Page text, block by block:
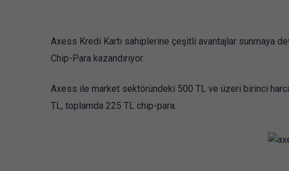
Axess Kredi Kartı sahiplerine çeşitli avantajlar sunmaya
Chip-Para kazandırıyor.
Axess ile market sektöründeki 500 TL ve üzeri birinci
TL, toplamda 225 TL chip-para.